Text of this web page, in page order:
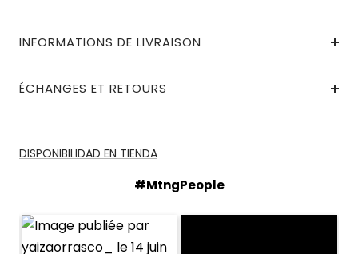
INFORMATIONS DE LIVRAISON
ÉCHANGES ET RETOURS
DISPONIBILIDAD EN TIENDA
#MtngPeople